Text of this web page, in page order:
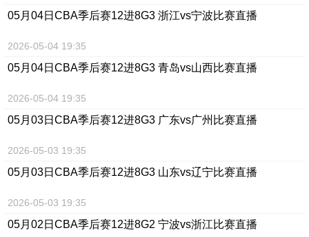
05月04日 CBA季后赛12进8G3 浙江vs宁波比赛直播
2026-05-04 19:35
05月04日 CBA季后赛12进8G3 青岛vs山西比赛直播
2026-05-04 19:35
05月03日 CBA季后赛12进8G3 广东vs广州 比赛直播
2026-05-03 19:35
05月03日 CBA季后赛12进8G3 山东vs辽宁比赛直播
2026-05-03 19:35
05月02日 CBA季后赛12进8G2 宁波vs浙江比赛直播